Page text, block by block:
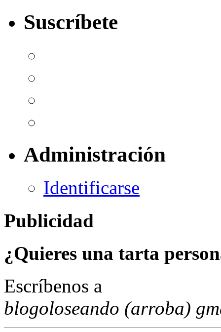
Suscríbete
Administración
Identificarse
Publicidad
¿Quieres una tarta
Escríbenos a
blogoloseando (arroba)